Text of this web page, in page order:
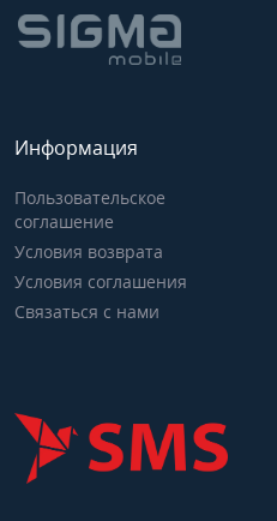
Информация
Пользовательское
соглашение
Условия возврата
Условия соглашения
Связаться с нами